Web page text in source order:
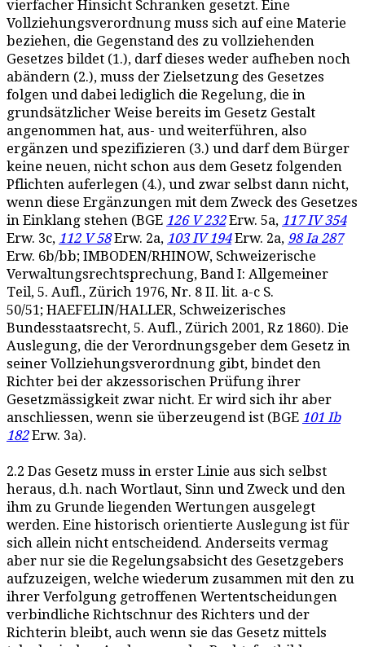
vierfacher Hinsicht Schranken gesetzt. Eine
Vollziehungsverordnung muss sich auf eine Materie
beziehen, die Gegenstand des zu vollziehenden
Gesetzes bildet (1.), darf dieses weder aufheben noch
abändern (2.), muss der Zielsetzung des Gesetzes
folgen und dabei lediglich die Regelung, die in
grundsätzlicher Weise bereits im Gesetz Gestalt
angenommen hat, aus- und weiterführen, also
ergänzen und spezifizieren (3.) und darf dem Bürger
keine neuen, nicht schon aus dem Gesetz folgenden
Pflichten auferlegen (4.), und zwar selbst dann nicht,
wenn diese Ergänzungen mit dem Zweck des Gesetzes
in Einklang stehen (BGE 126 V 232Erw. 5a, 117 IV 354
Erw. 3c, 112 V 58Erw. 2a, 103 IV 194Erw. 2a, 98 Ia 287
Erw. 6b/bb; IMBODEN/RHINOW, Schweizerische
Verwaltungsrechtsprechung, Band I: Allgemeiner
Teil, 5. Aufl., Zürich 1976, Nr. 8 II. lit. a-c S.
50/51; HAEFELIN/HALLER, Schweizerisches
Bundesstaatsrecht, 5. Aufl., Zürich 2001, Rz 1860). Die
Auslegung, die der Verordnungsgeber dem Gesetz in
seiner Vollziehungsverordnung gibt, bindet den
Richter bei der akzessorischen Prüfung ihrer
Gesetzmässigkeit zwar nicht. Er wird sich ihr aber
anschliessen, wenn sie überzeugend ist (BGE 101 Ib
182Erw. 3a).
2.2 Das Gesetz muss in erster Linie aus sich selbst
heraus, d.h. nach Wortlaut, Sinn und Zweck und den
ihm zu Grunde liegenden Wertungen ausgelegt
werden. Eine historisch orientierte Auslegung ist für
sich allein nicht entscheidend. Anderseits vermag
aber nur sie die Regelungsabsicht des Gesetzgebers
aufzuzeigen, welche wiederum zusammen mit den zu
ihrer Verfolgung getroffenen Wertentscheidungen
verbindliche Richtschnur des Richters und der
Richterin bleibt, auch wenn sie das Gesetz mittels